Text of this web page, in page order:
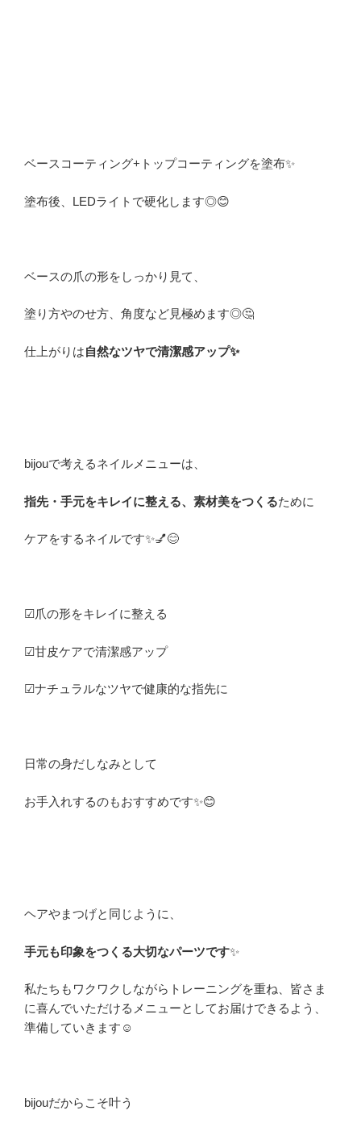
ベースコーティング+トップコーティングを塗布✨
塗布後、LEDライトで硬化します◎😊
ベースの爪の形をしっかり見て、
塗り方やのせ方、角度など見極めます◎🤔
仕上がりは自然なツヤで清潔感アップ✨
bijouで考えるネイルメニューは、
指先・手元をキレイに整える、素材美をつくるために
ケアをするネイルです✨💅😊
☑︎爪の形をキレイに整える
☑︎甘皮ケアで清潔感アップ
☑︎ナチュラルなツヤで健康的な指先に
日常の身だしなみとして
お手入れするのもおすすめです✨😊
ヘアやまつげと同じように、
手元も印象をつくる大切なパーツです✨
私たちもワクワクしながらトレーニングを重ね、皆さま
に喜んでいただけるメニューとしてお届けできるよう、
準備していきます☺️
bijouだからこそ叶う